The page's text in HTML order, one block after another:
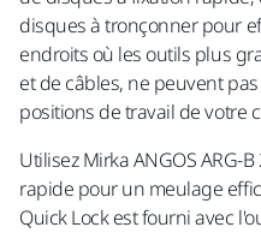
disques à tronçonner pour
endroits où les outils plus
et de câbles, ne peuvent
positions de travail de votre
Utilisez Mirka ANGOS ARG-
rapide pour un meulage
Quick Lock est fourni avec